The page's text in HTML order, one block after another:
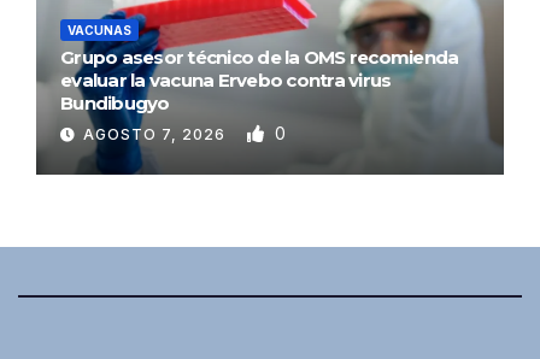
VACUNAS
Grupo asesor técnico de la OMS recomienda
evaluar la vacuna Ervebo contra virus
Bundibugyo
AGOSTO 7, 2026 0